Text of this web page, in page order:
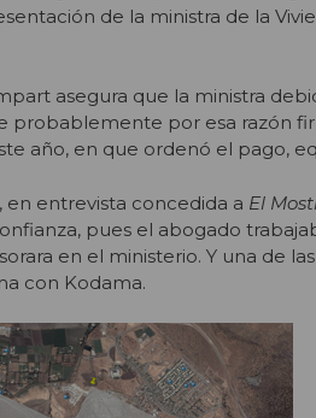
de la ministra de la
asegura que la ministra
probablemente por esa razón
año, en que ordenó el pago,
en entrevista concedida a El
pues el abogado
en el ministerio. Y una de
con Kodama.